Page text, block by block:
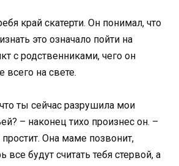
край скатерти. Он понимал, что
это означало пойти на
с родственниками, чего он
на свете.
ты сейчас разрушила мои
– наконец тихо произнес он. –
Она маме позвонит,
все будут считать тебя стервой, а